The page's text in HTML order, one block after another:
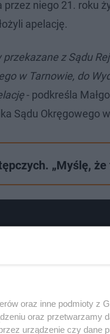
niego 21. roku
apelację.
przekazane z Sądu
w Tarnowie, do
- podkreśla
Sądu Okręgowego
„Myślę,
oraz inne podmioty z
oraz przetwarzamy
urządzenie czy dane